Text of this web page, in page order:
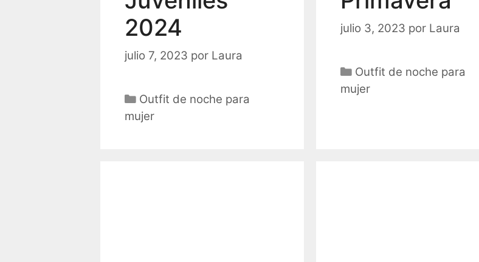
2024
julio 7, 2023 por Laura
Categorías
Outfit de noche para
mujer
julio 3, 2023 por Laura
Categorías
Outfit de noche para
mujer